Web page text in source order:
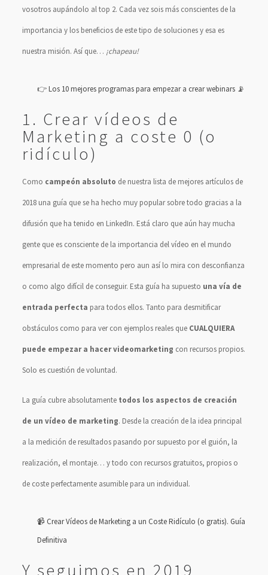
vosotros aupándolo al top 2. Cada vez sois más conscientes de la
importancia y los beneficios de este tipo de soluciones y esa es
nuestra misión. Así que… ¡chapeau!
👉 Los 10 mejores programas para empezar a crear webinars 📡
1. Crear vídeos de
Marketing a coste 0 (o
ridículo)
Como campeón absoluto de nuestra lista de mejores artículos de
2018 una guía que se ha hecho muy popular sobre todo gracias a la
difusión que ha tenido en LinkedIn. Está claro que aún hay mucha
gente que es consciente de la importancia del vídeo en el mundo
empresarial de este momento pero aun así lo mira con desconfianza
o como algo difícil de conseguir. Esta guía ha supuesto una vía de
entrada perfecta para todos ellos. Tanto para desmitificar
obstáculos como para ver con ejemplos reales que CUALQUIERA
puede empezar a hacer videomarketing con recursos propios.
Solo es cuestión de voluntad.
La guía cubre absolutamente todos los aspectos de creación
de un vídeo de marketing. Desde la creación de la idea principal
a la medición de resultados pasando por supuesto por el guión, la
realización, el montaje… y todo con recursos gratuitos, propios o
de coste perfectamente asumible para un individual.
📹 Crear Vídeos de Marketing a un Coste Ridículo (o gratis). Guía
Definitiva
Y seguimos en 2019